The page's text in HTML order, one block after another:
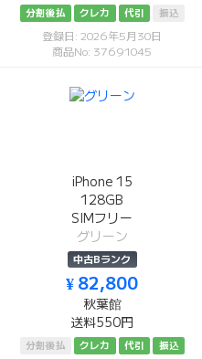
分割後払 クレカ 代引 振込
登録日: 2026年5月30日
商品No: 37691045
iPhone 15
128GB
SIMフリー
グリーン
中古Bランク
¥ 82,800
秋葉館
送料550円
分割後払 クレカ 代引 振込